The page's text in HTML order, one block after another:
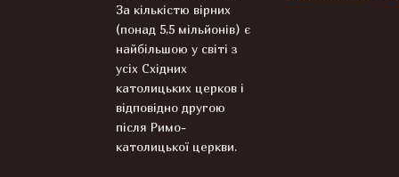
За кількістю вірних
(понад 5,5 мільйонів) є
найбільшою у світі з
усіх Східних
католицьких церков і
відповідно другою
після Римо-
католицької церкви.